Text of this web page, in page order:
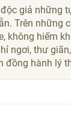
giả những
Trên những
không hiếm
ngơi, thư
đồng hành lý